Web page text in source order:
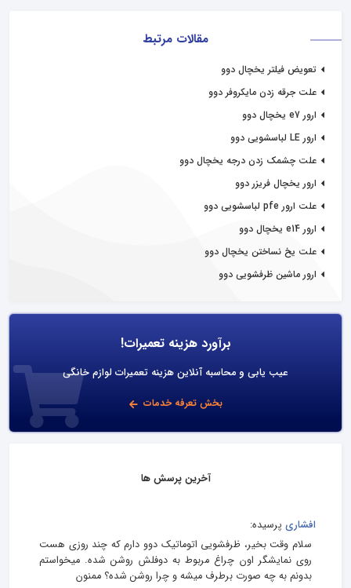
مقالات مرتبط
تعویض فیلتر یخچال دوو
علت جرقه زدن مایکروفر دوو
ارور e7 یخچال دوو
ارور LE لباسشویی دوو
علت چشمک زدن درجه یخچال دوو
ارور یخچال فریزر دوو
علت ارور pfe لباسشویی دوو
ارور e14 یخچال دوو
علت یخ نساختن یخچال دوو
ارور ماشین ظرفشویی دوو
برآورد هزینه تعمیرات!
عیب یابی و محاسبه آنلاین هزینه تعمیرات لوازم خانگی
بخش تعرفه خدمات
آخرین پرسش ها
افشاری پرسیده:
سلام وقت بخیر، ظرفشویی اتوماتیک دوو دارم که چند روزی هست
روی نمایشگر اون چراغ مربوط به دوفلش روشن شده. میخواستم
بدونم به چه صورت برطرف میشه و چرا روشن شده؟ ممنون